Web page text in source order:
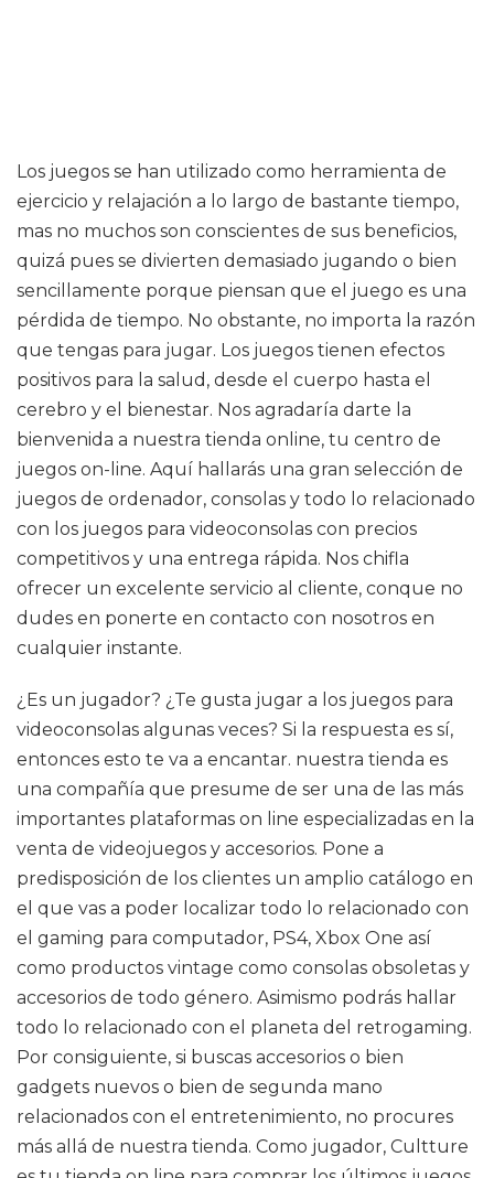
Los juegos se han utilizado como herramienta de
ejercicio y relajación a lo largo de bastante tiempo,
mas no muchos son conscientes de sus beneficios,
quizá pues se divierten demasiado jugando o bien
sencillamente porque piensan que el juego es una
pérdida de tiempo. No obstante, no importa la razón
que tengas para jugar. Los juegos tienen efectos
positivos para la salud, desde el cuerpo hasta el
cerebro y el bienestar. Nos agradaría darte la
bienvenida a nuestra tienda online, tu centro de
juegos on-line. Aquí hallarás una gran selección de
juegos de ordenador, consolas y todo lo relacionado
con los juegos para videoconsolas con precios
competitivos y una entrega rápida. Nos chifla
ofrecer un excelente servicio al cliente, conque no
dudes en ponerte en contacto con nosotros en
cualquier instante.
¿Es un jugador? ¿Te gusta jugar a los juegos para
videoconsolas algunas veces? Si la respuesta es sí,
entonces esto te va a encantar. nuestra tienda es
una compañía que presume de ser una de las más
importantes plataformas on line especializadas en la
venta de videojuegos y accesorios. Pone a
predisposición de los clientes un amplio catálogo en
el que vas a poder localizar todo lo relacionado con
el gaming para computador, PS4, Xbox One así
como productos vintage como consolas obsoletas y
accesorios de todo género. Asimismo podrás hallar
todo lo relacionado con el planeta del retrogaming.
Por consiguiente, si buscas accesorios o bien
gadgets nuevos o bien de segunda mano
relacionados con el entretenimiento, no procures
más allá de nuestra tienda. Como jugador, Cultture